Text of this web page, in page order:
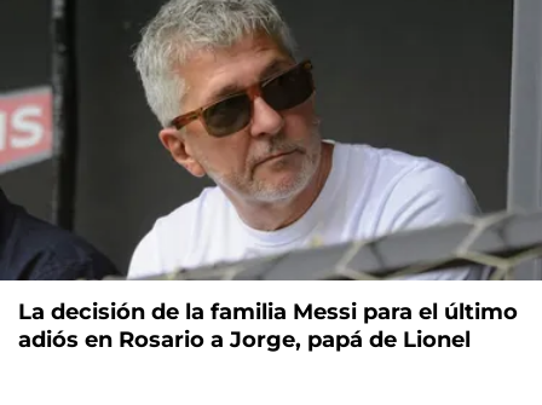
La decisión de la familia Messi para el último
adiós en Rosario a Jorge, papá de Lionel